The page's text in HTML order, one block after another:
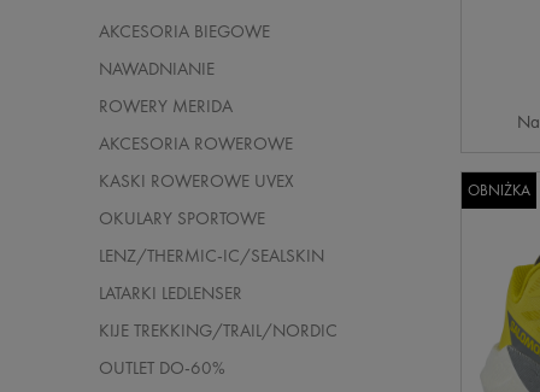
AKCESORIA BIEGOWE
NAWADNIANIE
ROWERY MERIDA
AKCESORIA ROWEROWE
KASKI ROWEROWE UVEX
OKULARY SPORTOWE
LENZ/THERMIC-IC/SEALSKIN
LATARKI LEDLENSER
KIJE TREKKING/TRAIL/NORDIC
OUTLET DO-60%
OBNIŻKA